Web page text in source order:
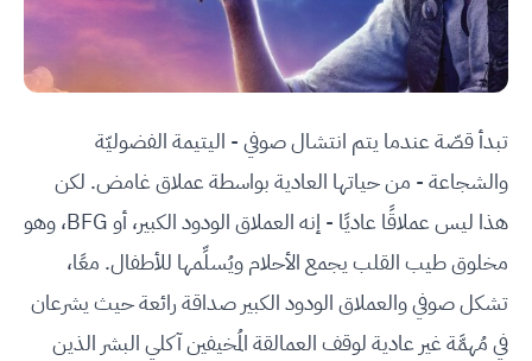
تبدأ قصّة عندما يتم انتشال صوفي - اليتيمة الفضوليّة
والشجاعة - من حياتها العادية بواسطة عملاق غامض. لكن
هذا ليس عملاقًا عاديًا - إنه العملاق الودود الكبير، أو BFG، وهو
مخلوق طيب القلب يجمع الأحلام ويُسلِّمها للأطفال. معًا،
تشكل صوفي والعملاق الودود الكبير صداقة رائعة حيث يشرعان
في مُهمَّة غير عادية لوقف العمالقة المُخيفين آكلي البشر الذين